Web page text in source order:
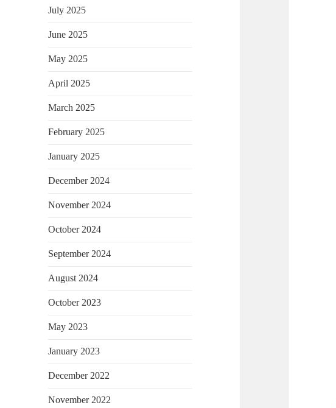
July 2025
June 2025
May 2025
April 2025
March 2025
February 2025
January 2025
December 2024
November 2024
October 2024
September 2024
August 2024
October 2023
May 2023
January 2023
December 2022
November 2022